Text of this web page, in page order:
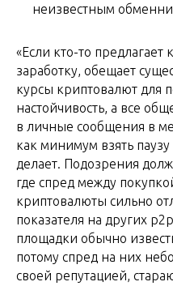
неизвестным
«Если кто-то
заработку, обещает
курсы криптовалют для
настойчивость, а все
в личные сообщения в
как минимум взять паузу
делает. Подозрения
где спред между
криптовалюты сильно
показателя на других
площадки обычно
потому спред на них
своей репутацией,